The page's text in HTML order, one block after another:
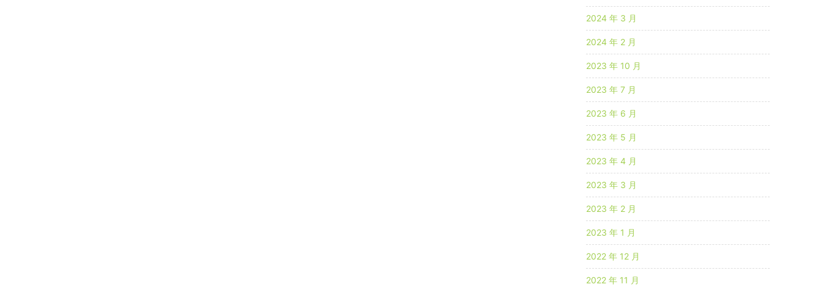
2024 年 3 月
2024 年 2 月
2023 年 10 月
2023 年 7 月
2023 年 6 月
2023 年 5 月
2023 年 4 月
2023 年 3 月
2023 年 2 月
2023 年 1 月
2022 年 12 月
2022 年 11 月